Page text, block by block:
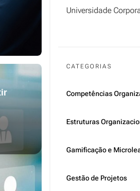
Universidade
CATEGORIAS
Competências
Estruturas
Gamificação e
Gestão de Projetos